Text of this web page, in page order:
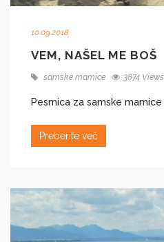
10.09.2018
VEM, NAŠEL ME BOŠ
samske mamice 3874 Views
Pesmica za samske mamice
Preberite več